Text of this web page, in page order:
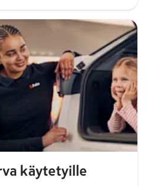
käytetyille